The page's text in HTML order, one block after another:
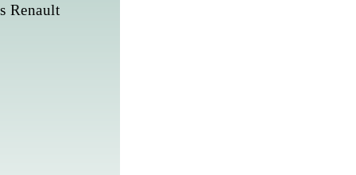
Renault